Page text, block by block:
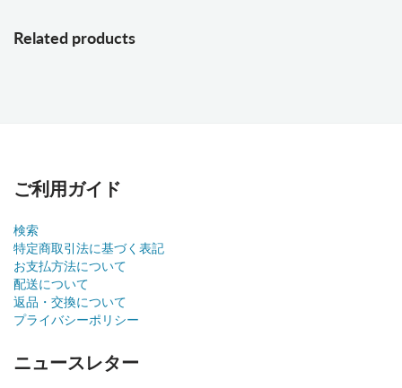
Related products
ご利用ガイド
検索
特定商取引法に基づく表記
お支払方法について
配送について
返品・交換について
プライバシーポリシー
ニュースレター